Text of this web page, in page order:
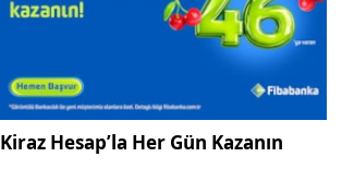
Kiraz Hesap’la Her Gün Kazanın